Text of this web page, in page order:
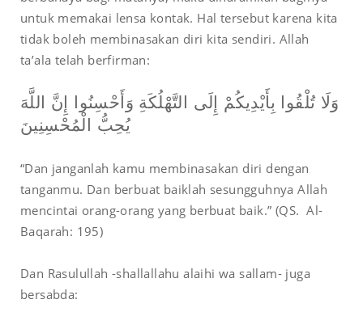
untuk memakai lensa kontak. Hal tersebut karena kita
tidak boleh membinasakan diri kita sendiri. Allah
ta’ala telah berfirman:
وَلَا تُلْقُوا بِأَيْدِيكُمْ إِلَى التَّهْلُكَةِ وَأَحْسِنُوا إِنَّ اللَّهَ
يُحِبُّ الْمُحْسِنِينَ
“Dan janganlah kamu membinasakan diri dengan
tanganmu. Dan berbuat baiklah sesungguhnya Allah
mencintai orang-orang yang berbuat baik.” (QS. Al-
Baqarah: 195)
Dan Rasulullah -shallallahu alaihi wa sallam- juga
bersabda: